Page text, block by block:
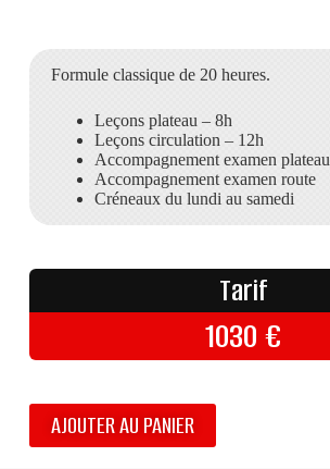
Formule classique de 20 heures.
Leçons plateau – 8h
Leçons circulation – 12h
Accompagnement examen plateau
Accompagnement examen route
Créneaux du lundi au samedi
Tarif
1030€
AJOUTER AU PANIER